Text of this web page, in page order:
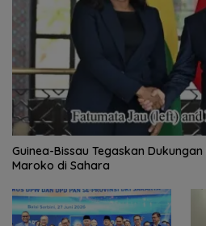
Guinea-Bissau Tegaskan
Maroko di Sahara